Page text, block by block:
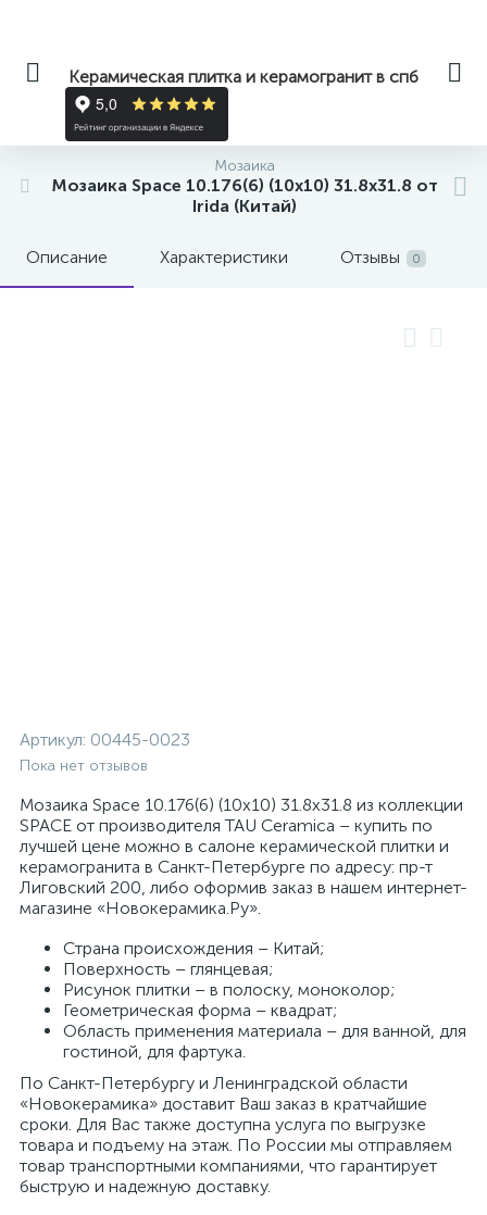
Керамическая плитка и керамогранит в спб
Мозаика
Мозаика Space 10.176(6) (10x10) 31.8x31.8 от
Irida (Китай)
Описание Характеристики Отзывы 0
Артикул: 00445-0023
Пока нет отзывов
Мозаика Space 10.176(6) (10x10) 31.8x31.8 из коллекции
SPACE от производителя TAU Ceramica – купить по
лучшей цене можно в салоне керамической плитки и
керамогранита в Санкт-Петербурге по адресу: пр-т
Лиговский 200, либо оформив заказ в нашем интернет-
магазине «Новокерамика.Ру».
Страна происхождения – Китай;
Поверхность – глянцевая;
Рисунок плитки – в полоску, моноколор;
Геометрическая форма – квадрат;
Область применения материала – для ванной, для
гостиной, для фартука.
По Санкт-Петербургу и Ленинградской области
«Новокерамика» доставит Ваш заказ в кратчайшие
сроки. Для Вас также доступна услуга по выгрузке
товара и подъему на этаж. По России мы отправляем
товар транспортными компаниями, что гарантирует
быструю и надежную доставку.